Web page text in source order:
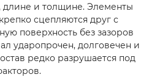
и толщине. Элементы
сцепляются друг с
поверхность без зазоров
ударопрочен, долговечен и
редко разрушается под